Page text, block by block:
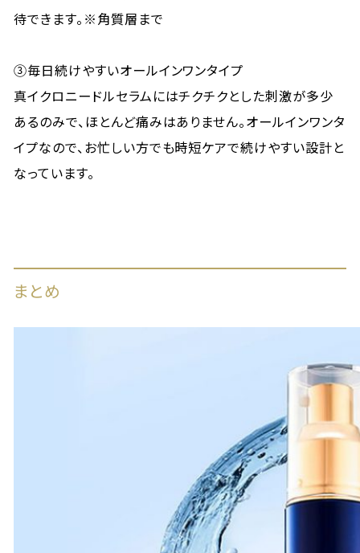
待できます。※角質層まで
③毎日続けやすいオールインワンタイプ
真イクロニードルセラムにはチクチクとした刺激が多少
あるのみで、ほとんど痛みはありません。オールインワンタ
イプなので、お忙しい方でも時短ケアで続けやすい設計と
なっています。
まとめ